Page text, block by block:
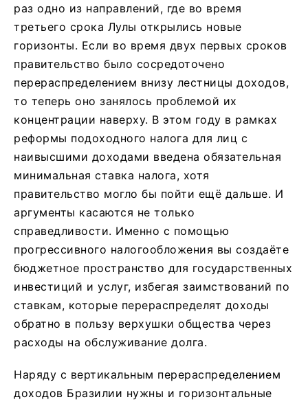
раз одно из направлений, где во время
третьего срока Лулы открылись новые
горизонты. Если во время двух первых сроков
правительство было сосредоточено
перераспределением внизу лестницы доходов,
то теперь оно занялось проблемой их
концентрации наверху. В этом году в рамках
реформы подоходного налога для лиц с
наивысшими доходами введена обязательная
минимальная ставка налога, хотя
правительство могло бы пойти ещё дальше. И
аргументы касаются не только
справедливости. Именно с помощью
прогрессивного налогообложения вы создаёте
бюджетное пространство для государственных
инвестиций и услуг, избегая заимствований по
ставкам, которые перераспределят доходы
обратно в пользу верхушки общества через
расходы на обслуживание долга.
Наряду с вертикальным перераспределением
доходов Бразилии нужны и горизонтальные